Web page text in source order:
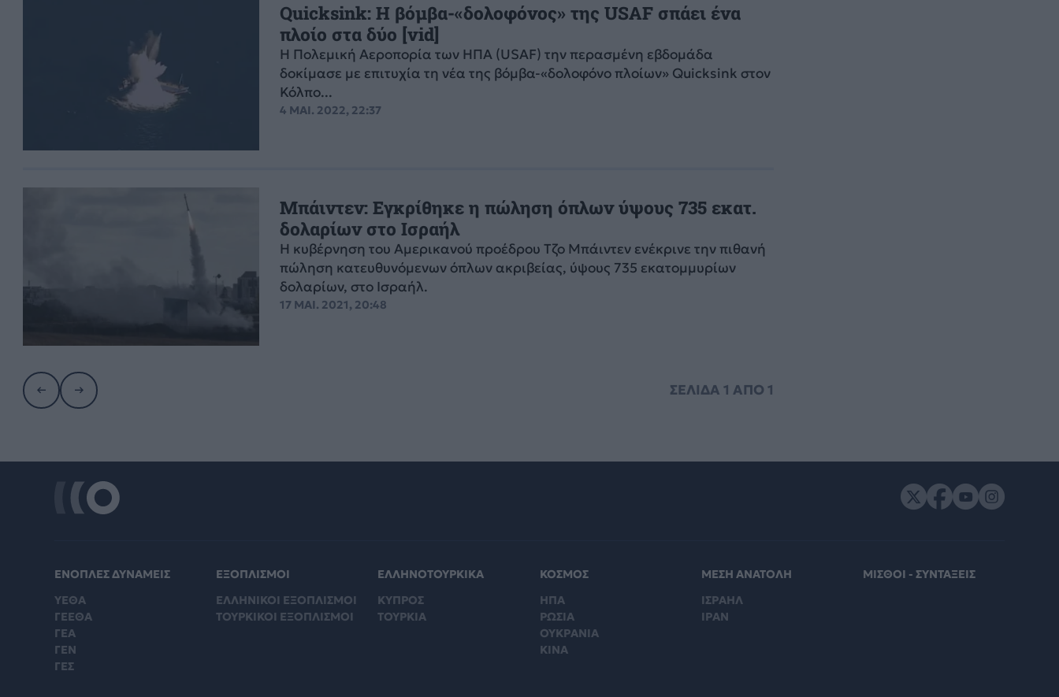
Quicksink: Η βόμβα-«δολοφόνος» της USAF σπάει ένα
πλοίο στα δύο [vid]
Η Πολεμική Αεροπορία των ΗΠΑ (USAF) την περασμένη εβδομάδα
δοκίμασε με επιτυχία τη νέα της βόμβα-«δολοφόνο πλοίων» Quicksink στον
Κόλπο...
4 ΜΑΙ. 2022, 22:37
Μπάιντεν: Εγκρίθηκε η πώληση όπλων ύψους 735 εκατ.
δολαρίων στο Ισραήλ
Η κυβέρνηση του Αμερικανού προέδρου Τζο Μπάιντεν ενέκρινε την πιθανή
πώληση κατευθυνόμενων όπλων ακριβείας, ύψους 735 εκατομμυρίων
δολαρίων, στο Ισραήλ.
17 ΜΑΙ. 2021, 20:48
ΣΕΛΙΔΑ1 ΑΠΟ1
ΕΝΟΠΛΕΣ ΔΥΝΑΜΕΙΣ
ΥΕΘΑ
ΓΕΕΘΑ
ΓΕΑ
ΓΕΝ
ΓΕΣ
ΕΞΟΠΛΙΣΜΟΙ
ΕΛΛΗΝΙΚΟΙ ΕΞΟΠΛΙΣΜΟΙ
ΤΟΥΡΚΙΚΟΙ ΕΞΟΠΛΙΣΜΟΙ
ΕΛΛΗΝΟΤΟΥΡΚΙΚΑ
ΚΥΠΡΟΣ
ΤΟΥΡΚΙΑ
ΚΟΣΜΟΣ
ΗΠΑ
ΡΩΣΙΑ
ΟΥΚΡΑΝΙΑ
ΚΙΝΑ
ΜΕΣΗ ΑΝΑΤΟΛΗ
ΙΣΡΑΗΛ
ΙΡΑΝ
ΜΙΣΘΟΙ - ΣΥΝΤΑΞΕΙΣ